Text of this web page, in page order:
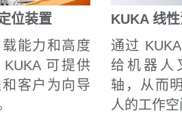
位装置
能力和高度
可提供
客户为向导
KUKA 线
通过
给机器人
轴，从而
人的工作空